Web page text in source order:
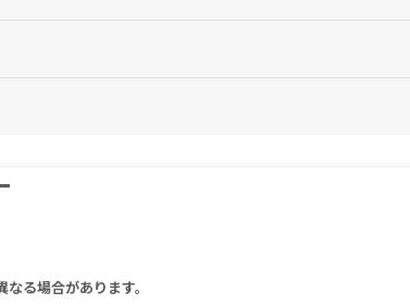
の診察をお受けください。
3X, Hyoscyamus 200C, Ignatia 4X, Staphysag 200C,
ス 3X、ヒオスシアムス 200C、イグナチア 4X、スタフィサ
る場合があります。